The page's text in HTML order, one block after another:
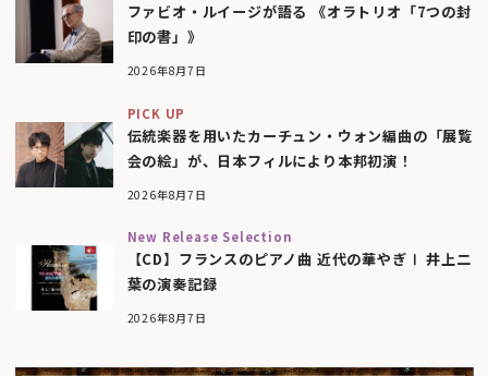
ファビオ・ルイージが語る 《オラトリオ「7つの封
印の書」》
2026年8月7日
PICK UP
伝統楽器を用いたカーチュン・ウォン編曲の「展覧
会の絵」が、日本フィルにより本邦初演！
2026年8月7日
New Release Selection
【CD】フランスのピアノ曲 近代の華やぎⅠ 井上二
葉の演奏記録
2026年8月7日